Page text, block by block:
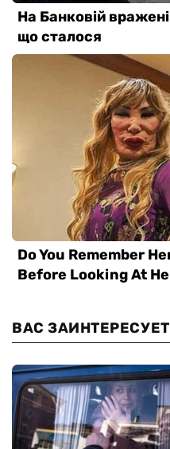
ВАС ЗАИНТЕРЕСУЕТ